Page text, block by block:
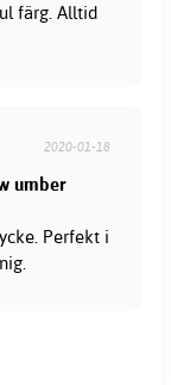
färg. Alltid
2020-01-18
umber
Perfekt i